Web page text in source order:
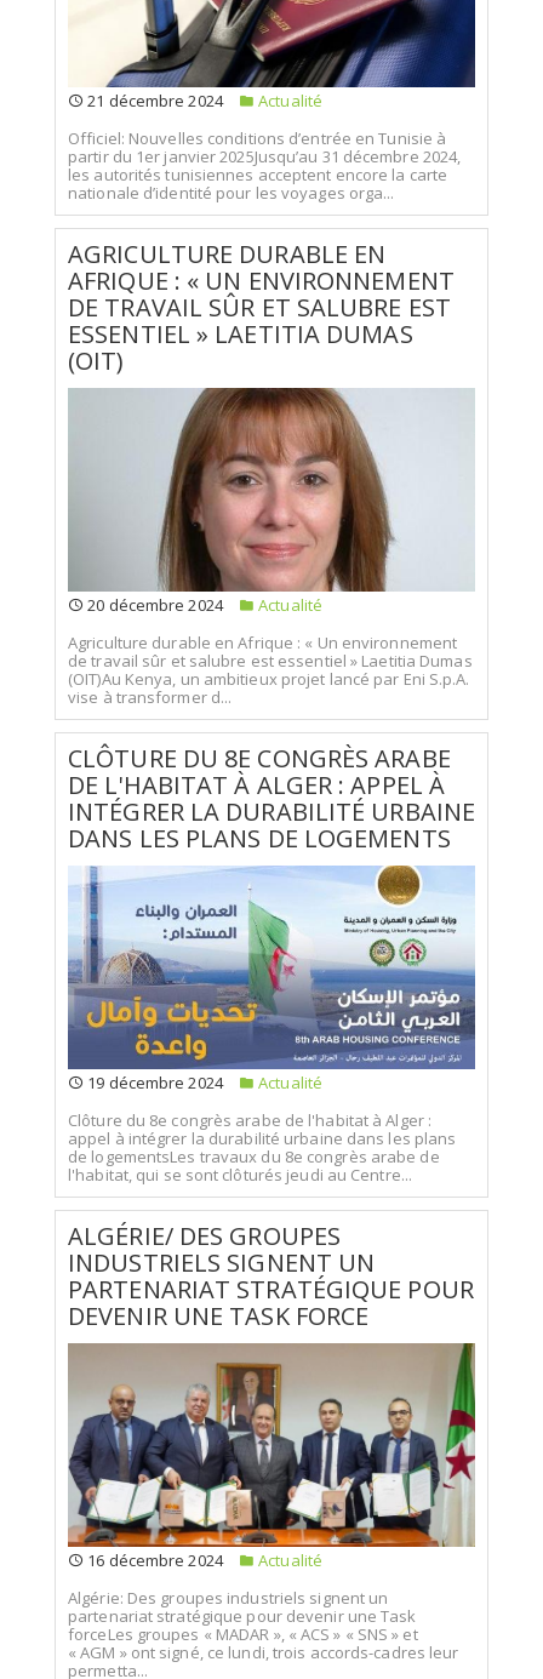
21 décembre 2024
Actualité
Officiel: Nouvelles conditions d’entrée en Tunisie à
partir du 1er janvier 2025Jusqu’au 31 décembre 2024,
les autorités tunisiennes acceptent encore la carte
nationale d’identité pour les voyages orga...
AGRICULTURE DURABLE EN
AFRIQUE : « UN ENVIRONNEMENT
DE TRAVAIL SÛR ET SALUBRE EST
ESSENTIEL » LAETITIA DUMAS
(OIT)
20 décembre 2024
Actualité
Agriculture durable en Afrique : « Un environnement
de travail sûr et salubre est essentiel » Laetitia Dumas
(OIT)Au Kenya, un ambitieux projet lancé par Eni S.p.A.
vise à transformer d...
CLÔTURE DU 8E CONGRÈS ARABE
DE L'HABITAT À ALGER : APPEL À
INTÉGRER LA DURABILITÉ URBAINE
DANS LES PLANS DE LOGEMENTS
19 décembre 2024
Actualité
Clôture du 8e congrès arabe de l'habitat à Alger :
appel à intégrer la durabilité urbaine dans les plans
de logementsLes travaux du 8e congrès arabe de
l'habitat, qui se sont clôturés jeudi au Centre...
ALGÉRIE/ DES GROUPES
INDUSTRIELS SIGNENT UN
PARTENARIAT STRATÉGIQUE POUR
DEVENIR UNE TASK FORCE
16 décembre 2024
Actualité
Algérie: Des groupes industriels signent un
partenariat stratégique pour devenir une Task
forceLes groupes « MADAR », « ACS » « SNS » et
« AGM » ont signé, ce lundi, trois accords-cadres leur
permetta...